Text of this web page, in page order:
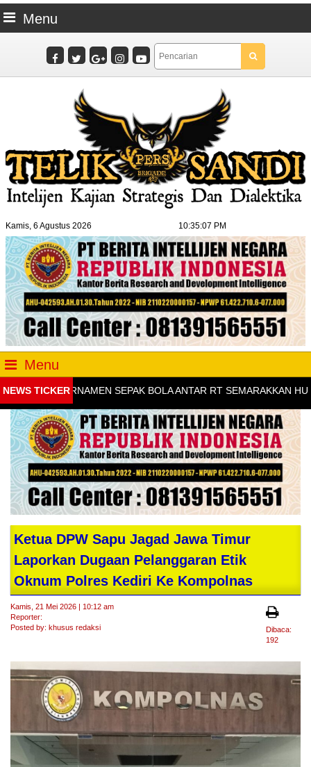
Menu
Kamis, 6 Agustus 2026 10:35:09 PM
Menu
NEWS TICKER
TURNAMEN SEPAK BOLA ANTAR RT SEMARAKKAN HUT KE-81
Ketua DPW Sapu Jagad Jawa Timur
Laporkan Dugaan Pelanggaran Etik
Oknum Polres Kediri Ke Kompolnas
Kamis, 21 Mei 2026 | 10:12 am
Reporter:
Posted by: khusus redaksi
Dibaca:
192